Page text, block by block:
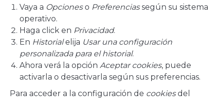
Vaya a Opcioneso Preferenciassegún su sistema
operativo.
Haga click en Privacidad.
En Historialelija Usar una configuración
personalizada para el historial.
Ahora verá la opción Aceptar cookies, puede
activarla o desactivarla según sus preferencias.
Para acceder a la configuración de cookiesdel